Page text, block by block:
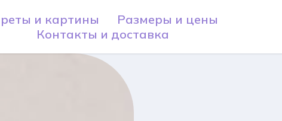
и картины
Размеры и цены
Контакты и доставка